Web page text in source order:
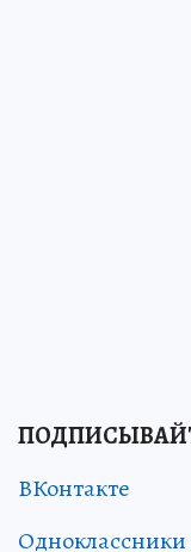
ВКонтакте
Одноклассники